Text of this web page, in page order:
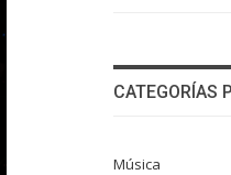
CATEGORÍAS
Música